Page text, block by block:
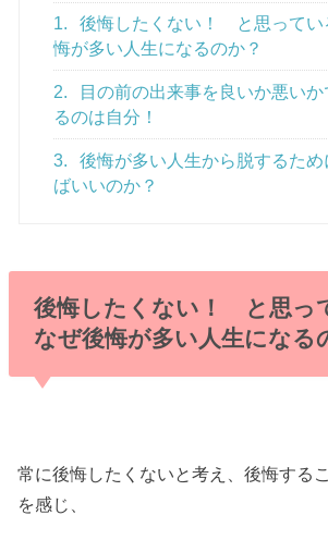
1.
後悔したくない！ と思ってい
悔が多い人生になるのか？
2.
目の前の出来事を良いか悪い
るのは自分！
3.
後悔が多い人生から脱するた
ばいいのか？
後悔したくない！ と思っ
なぜ後悔が多い人生になる
常に後悔したくないと考え、後悔する
を感じ、